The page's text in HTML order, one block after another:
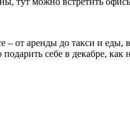
от аренды до такси и
себе в декабре, как